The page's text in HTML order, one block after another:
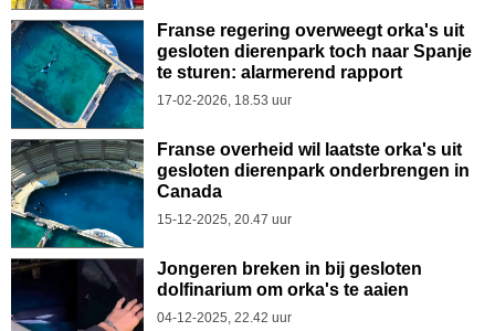
Franse regering overweegt orka's uit
gesloten dierenpark toch naar Spanje
te sturen: alarmerend rapport
17-02-2026, 18.53 uur
Franse overheid wil laatste orka's uit
gesloten dierenpark onderbrengen in
Canada
15-12-2025, 20.47 uur
Jongeren breken in bij gesloten
dolfinarium om orka's te aaien
04-12-2025, 22.42 uur